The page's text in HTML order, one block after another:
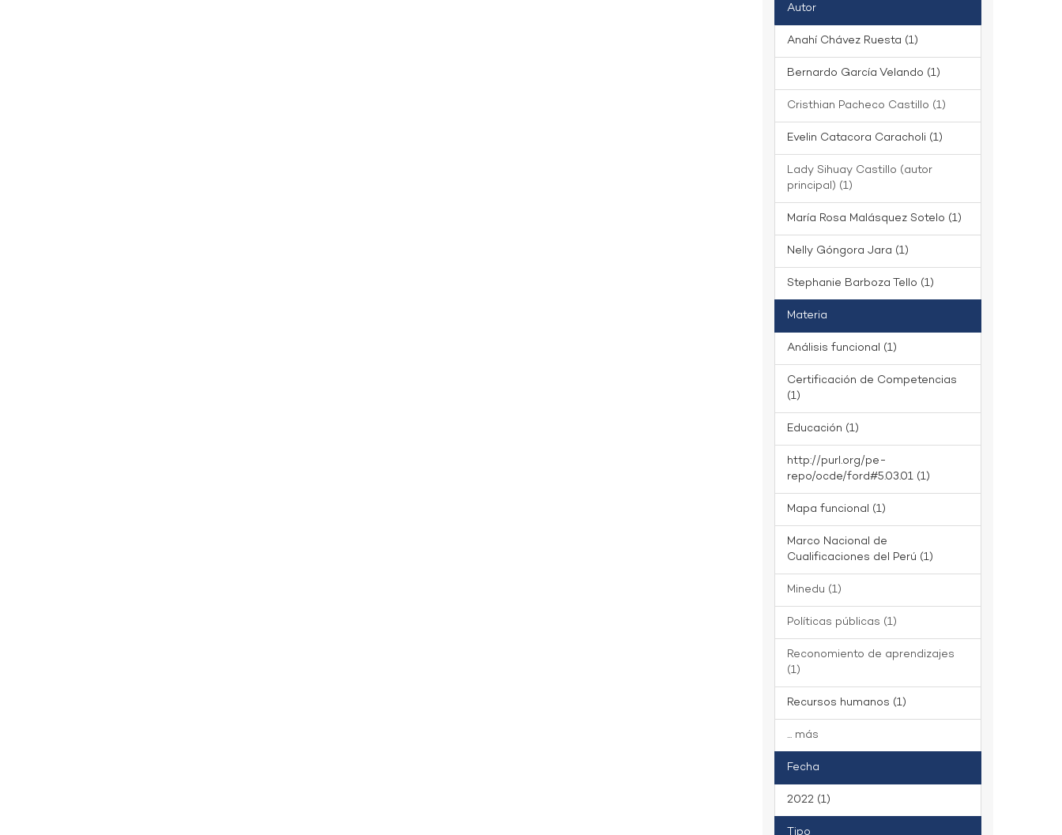
Autor
Anahí Chávez Ruesta (1)
Bernardo García Velando (1)
Cristhian Pacheco Castillo (1)
Evelin Catacora Caracholi (1)
Lady Sihuay Castillo (autor
principal) (1)
María Rosa Malásquez Sotelo (1)
Nelly Góngora Jara (1)
Stephanie Barboza Tello (1)
Materia
Análisis funcional (1)
Certificación de Competencias
(1)
Educación (1)
http://purl.org/pe-
repo/ocde/ford#5.03.01 (1)
Mapa funcional (1)
Marco Nacional de
Cualificaciones del Perú (1)
Minedu (1)
Políticas públicas (1)
Reconomiento de aprendizajes
(1)
Recursos humanos (1)
... más
Fecha
2022 (1)